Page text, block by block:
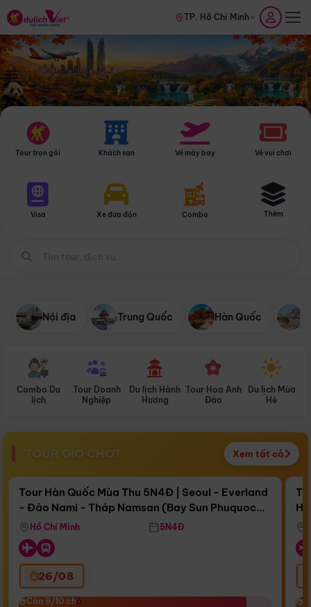
TP. Hồ Chí Minh
Tour trọn gói Khách sạn Vé máy bay Vé vui chơi
Visa Xe đưa đón Combo Thêm
Nội địa Trung Quốc Hàn Quốc
Combo Du
lịch
Tour Doanh
Nghiệp
Du lịch Hành
Hương
Tour Hoa Anh
Đào
Du lịch Mùa
Hè
TOUR GIỜ CHÓT Xem tất cả
Còn16 ngày 15:57:59
Bay Sun Phuquoc Airways
Điểm nổi bật
Tour Hàn Quốc Mùa Thu 5N4Đ | Seoul - Everland
- Đảo Nami - Tháp Namsan (Bay Sun Phuquoc
Airways)
Hồ Chí Minh 5N4Đ
26/08
Còn 9/10 chỗ
Còn 9/10 chỗ